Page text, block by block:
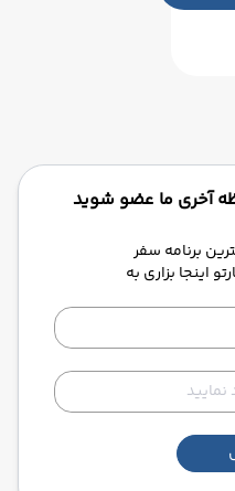
آخری ما عضو شوید
برنامه سفر
اینجا بزاری به